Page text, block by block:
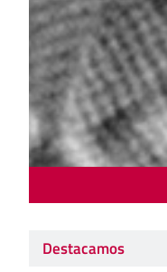
Destacamos